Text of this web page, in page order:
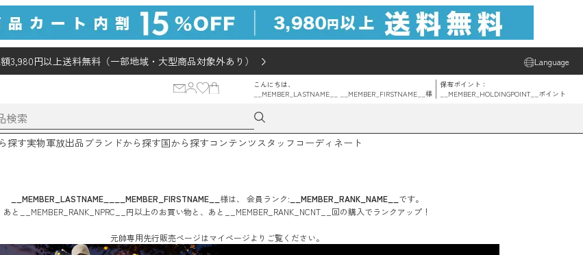
3,980円以上送料無料（一部地域・大型商品対象外あり） Language
こんにちは、
__MEMBER_LASTNAME__ __MEMBER_FIRSTNAME__ 様
保有ポイント：
__MEMBER_HOLDINGPOINT__ ポイント
探す実物軍放出品 ブランドから探す国から探すコンテンツ スタッフコーディネート
__MEMBER_LASTNAME__ __MEMBER_FIRSTNAME__ 様は、 会員ランク: __MEMBER_RANK_NAME__ です。
あと
__MEMBER_RANK_NPRC__ 円以上のお買い物と、あと __MEMBER_RANK_NCNT__ 回の購入でランクアップ！
元帥専用先行販売ページはマイページよりご覧ください。